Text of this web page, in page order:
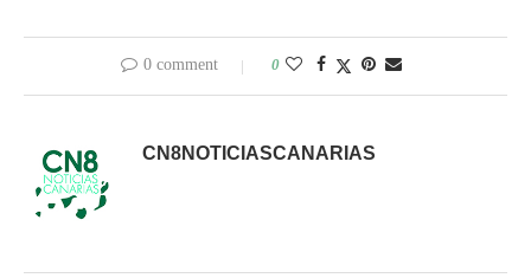
0 comment 0
CN8NOTICIASCANARIAS